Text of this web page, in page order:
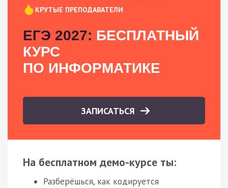
КРУТЫЕ ПРЕПОДАВАТЕЛИ
ЕГЭ 2027: БЕСПЛАТНЫЙ
КУРС
ПО ИНФОРМАТИКЕ
ЗАПИСАТЬСЯ
На бесплатном демо-курсе ты:
Разберёшься, как кодируется